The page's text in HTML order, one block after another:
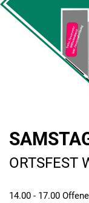
ORTSFEST
14.00 - 17.00